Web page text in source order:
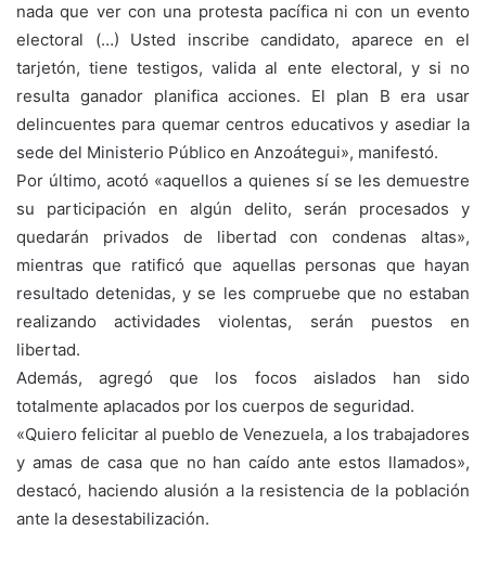
nada que ver con una protesta pacífica ni con un evento
electoral (…) Usted inscribe candidato, aparece en el
tarjetón, tiene testigos, valida al ente electoral, y si no
resulta ganador planifica acciones. El plan B era usar
delincuentes para quemar centros educativos y asediar la
sede del Ministerio Público en Anzoátegui», manifestó.
Por último, acotó «aquellos a quienes sí se les demuestre
su participación en algún delito, serán procesados y
quedarán privados de libertad con condenas altas»,
mientras que ratificó que aquellas personas que hayan
resultado detenidas, y se les compruebe que no estaban
realizando actividades violentas, serán puestos en
libertad.
Además, agregó que los focos aislados han sido
totalmente aplacados por los cuerpos de seguridad.
«Quiero felicitar al pueblo de Venezuela, a los trabajadores
y amas de casa que no han caído ante estos llamados»,
destacó, haciendo alusión a la resistencia de la población
ante la desestabilización.